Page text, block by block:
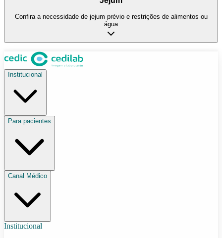
Confira a necessidade de jejum prévio e restrições de alimentos ou
água
Institucional
Para pacientes
Canal Médico
Institucional